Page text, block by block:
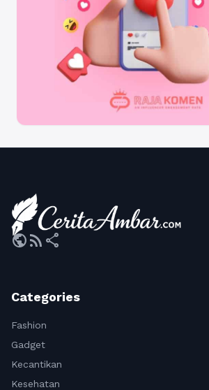
publicrss_feed share
Categories
Fashion
Gadget
Kecantikan
Kesehatan